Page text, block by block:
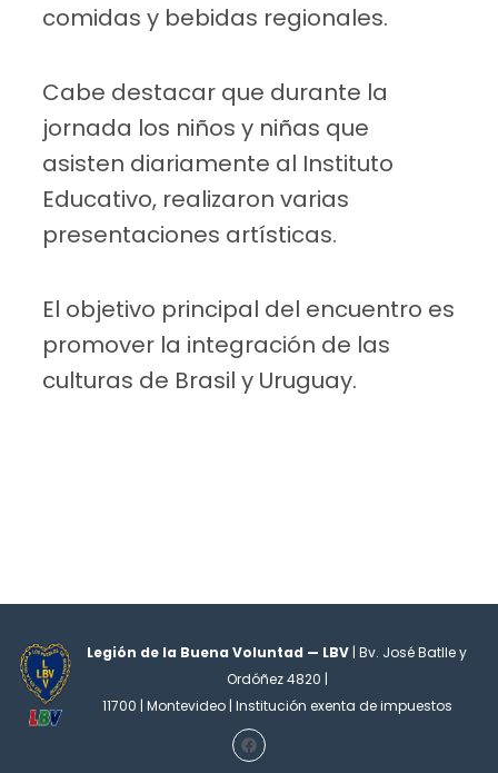
comidas y bebidas regionales.
Cabe destacar que durante la
jornada los niños y niñas que
asisten diariamente al Instituto
Educativo, realizaron varias
presentaciones artísticas.
El objetivo principal del encuentro es
promover la integración de las
culturas de Brasil y Uruguay.
Legión de la Buena Voluntad — LBV | Bv. José Batlle y
Ordóñez 4820 |
11700 | Montevideo | Institución exenta de impuestos
F
a